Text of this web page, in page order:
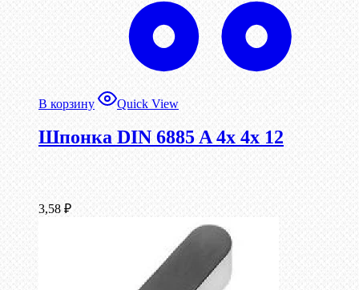
В корзину Quick View
Шпонка DIN 6885 A 4x 4x 12
3,58 ₽